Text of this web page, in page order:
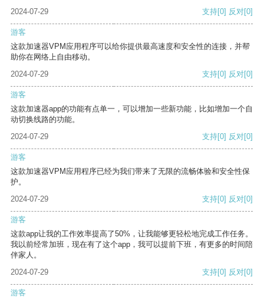
2024-07-29
支持[0] 反对[0]
游客
这款加速器VPM应用程序可以给你提供最高速度和安全性的连接，并帮
助你在网络上自由移动。
2024-07-29
支持[0] 反对[0]
游客
这款加速器app的功能有点单一，可以增加一些新功能，比如增加一个自
动切换线路的功能。
2024-07-29
支持[0] 反对[0]
游客
这款加速器VPM应用程序已经为我们带来了无限的流畅体验和安全性保
护。
2024-07-29
支持[0] 反对[0]
游客
这款app让我的工作效率提高了50%，让我能够更轻松地完成工作任务。
我以前经常加班，现在有了这个app，我可以提前下班，有更多的时间陪
伴家人。
2024-07-29
支持[0] 反对[0]
游客